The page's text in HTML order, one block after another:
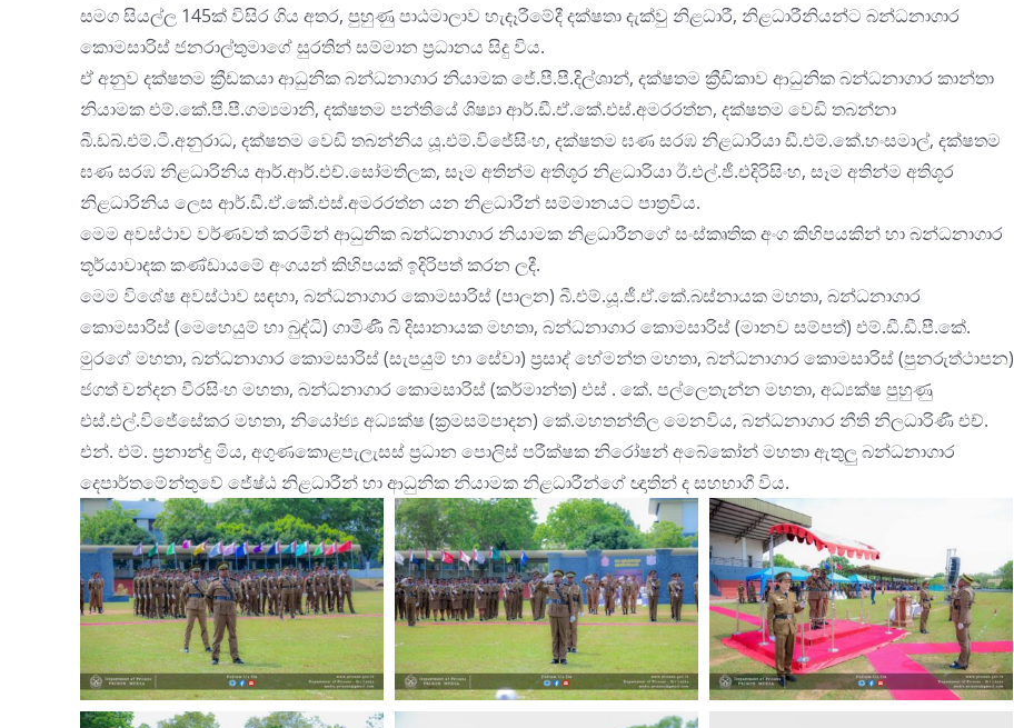
සමග සියල්ල 145ක් විසිර ගිය අතර, පුහුණු පාඨමාලාව හැදෑරීමේදී දක්ෂතා දැක්වු නිළධාරී, නිළධාරීනියන්ට බන්ධනාගාර
කොමසාරිස් ජනරාල්තුමාගේ සුරතින් සම්මාන ප්රධානය සිදු විය.
ඒ අනුව දක්ෂතම ක්රීඩකයා ආධුනික බන්ධනාගාර නියාමක ජේ.පී.පී.දිල්ශාන්, දක්ෂතම ක්රීඩිකාව ආධුනික බන්ධනාගාර කාන්තා
නියාමක එම්.කේ.පී.පී.ගම්යමානි, දක්ෂතම පන්තියේ ශිෂ්යා ආර්.ඩී.ඒ.කේ.එස්.අමරරත්න, දක්ෂතම වෙඩි තබන්නා
බී.ඩබ්.එම්.ටී.අනුරාධ, දක්ෂතම වෙඩි තබන්නිය යූ.එම්.විජේසිංහ, දක්ෂතම ඝණ සරඹ නිළධාරියා ඩී.එම්.කේ.හංසමාල්, දක්ෂතම
ඝණ සරඹ නිළධාරිනිය ආර්.ආර්.එච්.සෝමතිලක, සෑම අතින්ම අතිශූර නිළධාරියා ඊ.එල්.ජී.එදිරිසිංහ, සෑම අතින්ම අතිශූර
නිළධාරිනිය ලෙස ආර්.ඩී.ඒ.කේ.එස්.අමරරත්න යන නිළධාරීන් සම්මානයට පාත්රවිය.
මෙම අවස්ථාව වර්ණවත් කරමින් ආධුනික බන්ධනාගාර නියාමක නිළධාරීනගේ සංස්කෘතික අංග කිහිපයකින් හා බන්ධනාගාර
තූර්යාවාදක කණ්ඩායමේ අංගයන් කිහිපයක් ඉදිරිපත් කරන ලදී.
මෙම විශේෂ අවස්ථාව සඳහා, බන්ධනාගාර කොමසාරිස් (පාලන) බී.එම්.යූ.ජී.ඒ.කේ.බස්නායක මහතා, බන්ධනාගාර
කොමසාරිස් (මෙහෙයුම් හා බුද්ධි) ගාමිණී බී දිසානායක මහතා, බන්ධනාගාර කොමසාරිස් (මානව සම්පත්) එම්.ඩී.ඩී.පී.කේ.
මුරගේ මහතා, බන්ධනාගාර කොමසාරිස් (සැපයුම් හා සේවා) ප්රසාද් හේමන්ත මහතා, බන්ධනාගාර කොමසාරිස් (පුනරුත්ථාපන)
ජගත් චන්දන වීරසිංහ මහතා, බන්ධනාගාර කොමසාරිස් (කර්මාන්ත) එස් . කේ. පල්ලෙතැන්න මහතා, අධ්යක්ෂ පුහුණු
එස්.එල්.විජේසේකර මහතා, නියෝජ්ය අධ්යක්ෂ (ක්රමසම්පාදන) කේ.මහතන්තිල මෙනවිය, බන්ධනාගාර නීති නිලධාරිණී එච්.
එන්. එම්. ප්රනාන්දු මිය, අගුණකොළපැලැසස් ප්රධාන පොලිස් පරීක්ෂක නිරෝෂන් අ‌බේකෝන් මහතා ඇතුලු බන්ධනාගාර
දෙපාර්තමේන්තුවේ ජේෂ්ඨ නිළධාරීන් හා ආධුනික නියාමක නිළධාරීන්ගේ ඥාතින් ද සහභාගී විය.